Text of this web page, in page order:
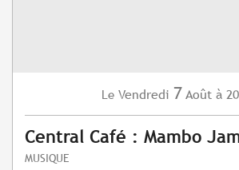
Le Vendredi 7 Août à
Central Café : Mambo
MUSIQUE